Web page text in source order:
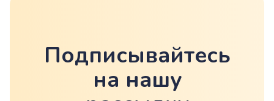
Подписывайтесь
на нашу